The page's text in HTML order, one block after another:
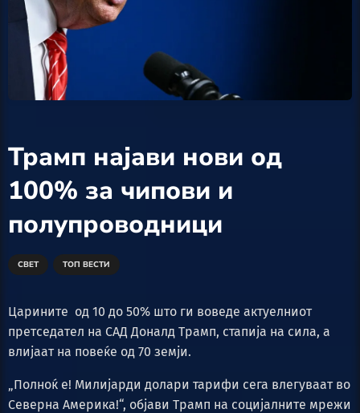
Трамп најави нови од
100% за чипови и
полупроводници
СВЕТ ТОП ВЕСТИ
Царините од 10 до 50% што ги воведе актуелниот
претседател на САД Доналд Трамп, стапија на сила, а
влијаат на повеќе од 70 земји.
„Полноќ е! Милијарди долари тарифи сега влегуваат во
Северна Америка!“, објави Трамп на социјалните мрежи